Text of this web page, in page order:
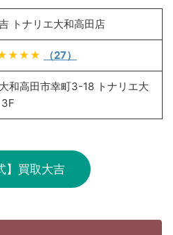
トナリエ大和高田店
（27）
和高田市幸町3-18 トナリエ大
】買取大吉